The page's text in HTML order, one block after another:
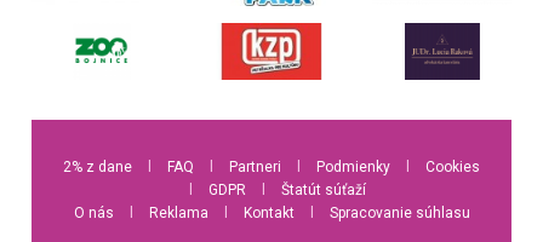
2% z dane FAQ Partneri Podmienky
Cookies
GDPR
Štatút súťaží
O nás
Reklama Kontakt Spracovanie súhlasu